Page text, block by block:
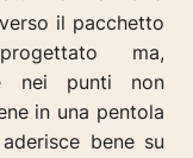
il pacchetto
ma,
nei punti non
in una pentola
bene su